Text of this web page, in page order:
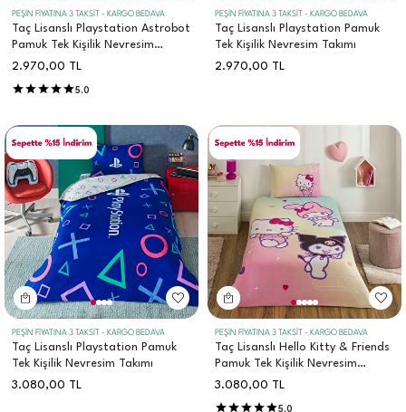
PEŞİN FİYATINA 3 TAKSİT - KARGO BEDAVA
Taç Lisanslı Playstation Astrobot
Pamuk Tek Kişilik Nevresim
Takımı
2.970,00 TL
5.0
PEŞİN FİYATINA 3 TAKSİT - KARGO BEDAVA
Taç Lisanslı Playstation Pamuk
Tek Kişilik Nevresim Takımı
2.970,00 TL
PEŞİN FİYATINA 3 TAKSİT - KARGO BEDAVA
Taç Lisanslı Playstation Pamuk
Tek Kişilik Nevresim Takımı
3.080,00 TL
PEŞİN FİYATINA 3 TAKSİT - KARGO BEDAVA
Taç Lisanslı Hello Kitty & Friends
Pamuk Tek Kişilik Nevresim
Takımı
3.080,00 TL
5.0